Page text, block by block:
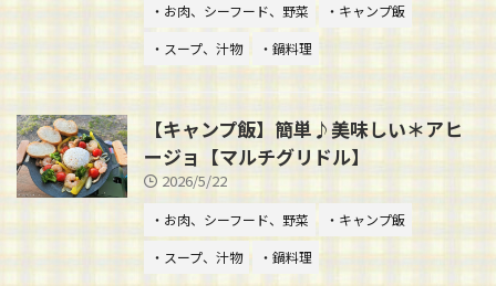
・お肉、シーフード、野菜
・キャンプ飯
・スープ、汁物
・鍋料理
【キャンプ飯】簡単♪美味しい＊アヒ
ージョ【マルチグリドル】
2026/5/22
・お肉、シーフード、野菜
・キャンプ飯
・スープ、汁物
・鍋料理